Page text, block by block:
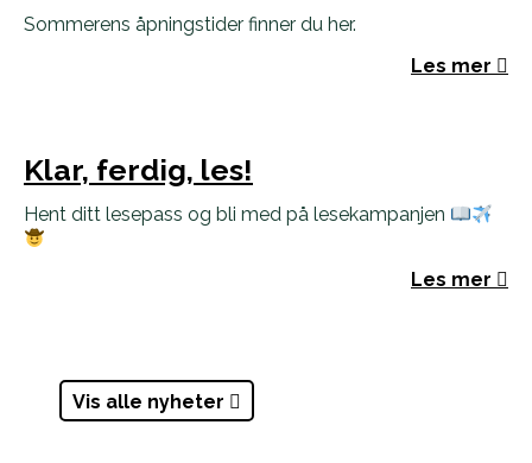
Sommerens åpningstider finner du her.
Les mer
Klar, ferdig, les!
Hent ditt lesepass og bli med på lesekampanjen
Les mer
Vis alle nyheter